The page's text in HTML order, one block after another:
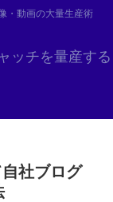
・動画の大量生産術
ッチを量産する
社ブログ